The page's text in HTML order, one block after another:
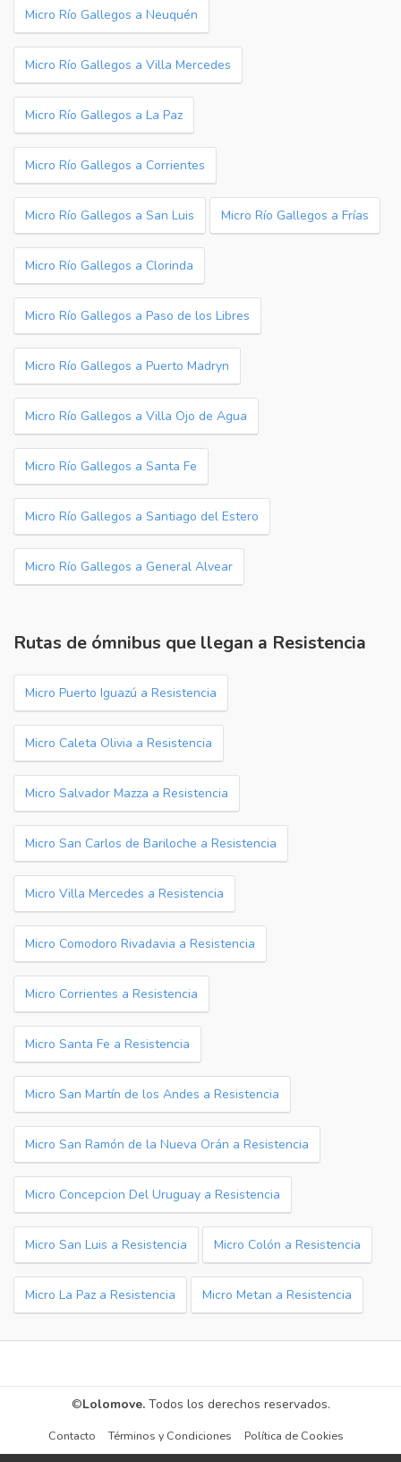
Micro Río Gallegos a Neuquén
Micro Río Gallegos a Villa Mercedes
Micro Río Gallegos a La Paz
Micro Río Gallegos a Corrientes
Micro Río Gallegos a San Luis Micro Río Gallegos a Frías
Micro Río Gallegos a Clorinda
Micro Río Gallegos a Paso de los Libres
Micro Río Gallegos a Puerto Madryn
Micro Río Gallegos a Villa Ojo de Agua
Micro Río Gallegos a Santa Fe
Micro Río Gallegos a Santiago del Estero
Micro Río Gallegos a General Alvear
Rutas de ómnibus que llegan a Resistencia
Micro Puerto Iguazú a Resistencia
Micro Caleta Olivia a Resistencia
Micro Salvador Mazza a Resistencia
Micro San Carlos de Bariloche a Resistencia
Micro Villa Mercedes a Resistencia
Micro Comodoro Rivadavia a Resistencia
Micro Corrientes a Resistencia
Micro Santa Fe a Resistencia
Micro San Martín de los Andes a Resistencia
Micro San Ramón de la Nueva Orán a Resistencia
Micro Concepcion Del Uruguay a Resistencia
Micro San Luis a Resistencia Micro Colón a Resistencia
Micro La Paz a Resistencia Micro Metan a Resistencia
©Lolomove. Todos los derechos reservados.
Contacto Términos y Condiciones Política de Cookies